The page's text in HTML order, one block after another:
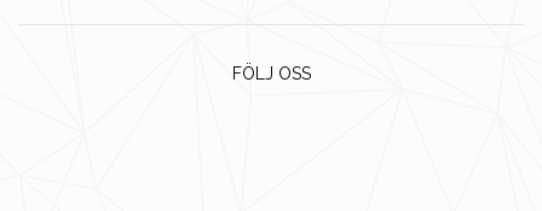
FÖLJ OSS